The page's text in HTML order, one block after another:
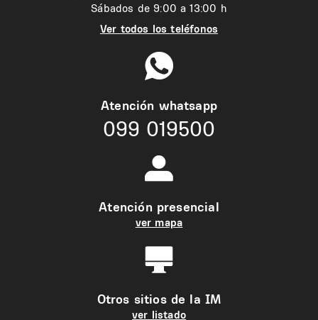
Sábados de 9:00 a 13:00 h
Ver todos los teléfonos
Atención whatsapp
099 019500
Atención presencial
ver mapa
Otros sitios de la IM
ver listado